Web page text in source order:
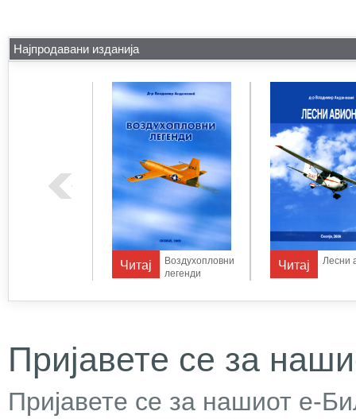
Најпродавани изданија
Читај
Воздухопловни
легенди
Читај Лесни
Пријавете се за
Пријавете се за нашиот е-